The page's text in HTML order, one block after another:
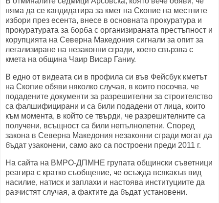
няма да се кандидатира за кмет на Скопие на местните
избори през есента, внесе в основната прокуратура и
прокуратурата за борба с организираната престъпност и
корупцията на Северна Македония сигнали за опит за
легализиране на незаконни сгради, което свързва с
кмета на община Чаир Висар Ганиу.
В едно от видеата си в профила си във Фейсбук кметът
на Скопие обяви няколко случая, в които посочва, че
подадените документи за разрешителни за строителство
са фалшифицирани и са били подадени от лица, които
към момента, в който се твърди, че разрешителните са
получени, всъщност са били непълнолетни. Според
закона в Северна Македония незаконни сгради могат да
бъдат узаконени, само ако са построени преди 2011 г.
На сайта на ВМРО-ДПМНЕ групата общински съветници
реагира с кратко съобщение, че осъжда всякакъв вид
насилие, натиск и заплахи и настоява институциите да
разчистят случая, а фактите да бъдат установени.